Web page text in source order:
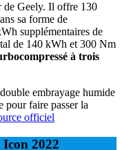
de Geely. Il offre 130
sa forme de
supplémentaires de
de 140 kWh et 300 Nm
à trois
embrayage humide
pour faire passer la
officiel
Icon 2022